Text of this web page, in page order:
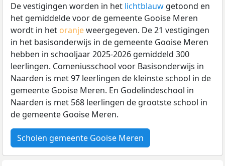
De vestigingen worden in het lichtblauw getoond en
het gemiddelde voor de gemeente Gooise Meren
wordt in het oranjeweergegeven. De 21 vestigingen
in het basisonderwijs in de gemeente Gooise Meren
hebben in schooljaar 2025-2026 gemiddeld 300
leerlingen. Comeniusschool voor Basisonderwijs in
Naarden is met 97 leerlingen de kleinste school in de
gemeente Gooise Meren. En Godelindeschool in
Naarden is met 568 leerlingen de grootste school in
de gemeente Gooise Meren.
Scholen gemeente Gooise Meren